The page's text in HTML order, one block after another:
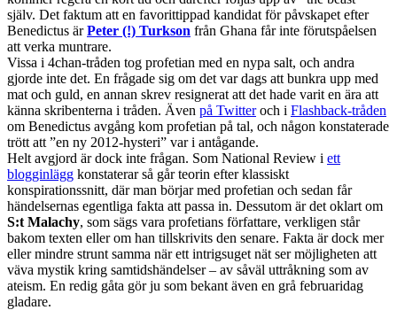
själv. Det faktum att en favorittippad kandidat för påvskapet efter
Benedictus ärPeter (!) Turkson från Ghana får inte förutspåelsen
att verka muntrare.
Vissa i 4chan-tråden tog profetian med en nypa salt, och andra
gjorde inte det. En frågade sig om det var dags att bunkra upp med
mat och guld, en annan skrev resignerat att det hade varit en ära att
känna skribenterna i tråden. Även på Twitteroch i Flashback-tråden
om Benedictus avgång kom profetian på tal, och någon konstaterade
trött att ”en ny 2012-hysteri” var i antågande.
Helt avgjord är dock inte frågan. Som National Review i ett
blogginlägg konstaterar så går teorin efter klassiskt
konspirationssnitt, där man börjar med profetian och sedan får
händelsernas egentliga fakta att passa in. Dessutom är det oklart om
S:t Malachy, som sägs vara profetians författare, verkligen står
bakom texten eller om han tillskrivits den senare. Fakta är dock mer
eller mindre strunt samma när ett intrigsuget nät ser möjligheten att
väva mystik kring samtidshändelser – av såväl uttråkning som av
ateism. En redig gåta gör ju som bekant även en grå februaridag
gladare.